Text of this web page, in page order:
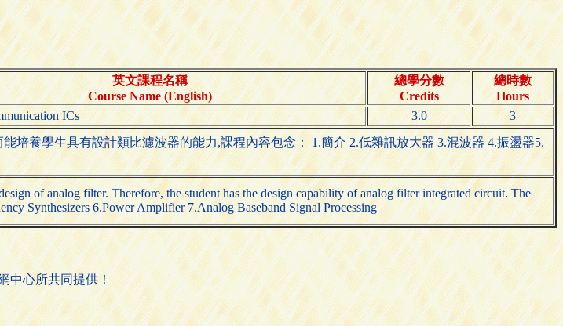
英文課程名稱
Course Name (English)
總學分數
Credits
總時數
Hours
ICs 3.0
3
培養學生具有設計類比濾波器的能力,課程內容包念： 1.簡介 2.低雜訊放大器 3.混波器 4.振盪器5.
of analog filter. Therefore, the student has the design capability of analog filter integrated circuit. The
Synthesizers 6.Power Amplifier 7.Analog Baseband Signal Processing
中心所共同提供！